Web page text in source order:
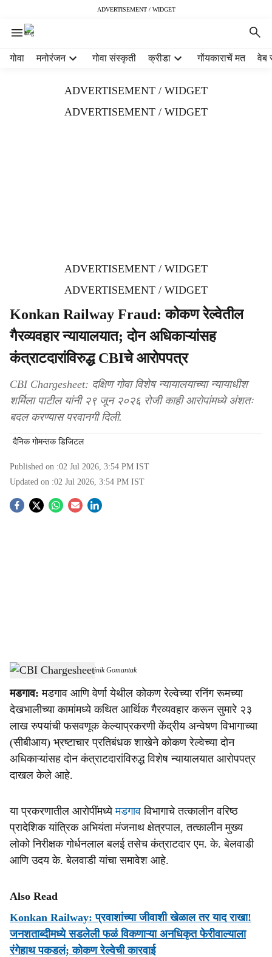
ADVERTISEMENT / WIDGET
गोवा मनोरंजन गोवा संस्कृती क्रीडा गोंयकाराचें मत वेब
ADVERTISEMENT / WIDGET
ADVERTISEMENT / WIDGET
ADVERTISEMENT / WIDGET
ADVERTISEMENT / WIDGET
Konkan Railway Fraud: कोकण रेल्वेतील
गैरव्यवहार न्यायालयात; दोन अधिकाऱ्यांसह
कंत्राटदारांविरुद्ध CBIचे आरोपपत्र
CBI Chargesheet: दक्षिण गोवा विशेष न्यायालयाच्या न्यायाधीश
शर्मिला पाटील यांनी २९ जून २०२६ रोजी काही आरोपांमध्ये अंशतः
बदल करण्यास परवानगी दिली.
दैनिक गोमन्तक डिजिटल
Published on :02 Jul 2026, 3:54 PM IST
Updated on :02 Jul 2026, 3:54 PM IST
S
a
r
e
Konkan Railway Fraud -Dainik Gomantak
मडगाव: मडगाव आणि वेर्णा येथील कोकण रेल्वेच्या रनिंग रूमच्या
देखभालीच्या कामांमध्ये कथित आर्थिक गैरव्यवहार करून सुमारे २३
लाख रुपयांची फसवणूक केल्याप्रकरणी केंद्रीय अन्वेषण विभागाच्या
(सीबीआय) भ्रष्टाचार प्रतिबंधक शाखेने कोकण रेल्वेच्या दोन
अधिकाऱ्यांसह दोन कंत्राटदारांविरुद्ध विशेष न्यायालयात आरोपपत्र
दाखल केले आहे.
या प्रकरणातील आरोपींमध्येमडगावविभागाचे तत्कालीन वरिष्ठ
प्रादेशिक यांत्रिक अभियंता मंजनाथ क्षेत्रपाल, तत्कालीन मुख्य
लोको निरीक्षक गोर्धनलाल बलई तसेच कंत्राटदार एम. के. बेलवाडी
आणि उदय के. बेलवाडी यांचा समावेश आहे.
Also Read
Konkan Railway: प्रवाशांच्या जीवाशी खेळाल तर याद राखा!
जनशताब्दीमध्ये सडलेली फळं विकणाऱ्या अनधिकृत फेरीवाल्याला
रंगेहाथ पकडलं; कोकण रेल्वेची कारवाई